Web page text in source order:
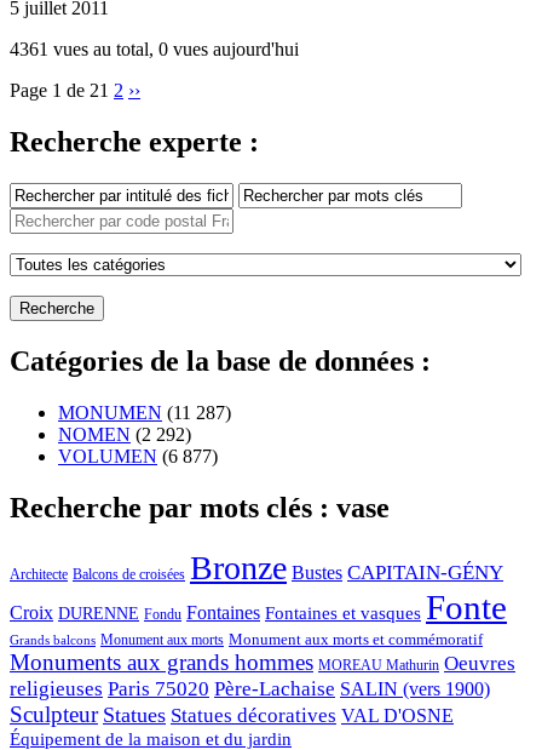
5 juillet 2011
4361 vues au total, 0 vues aujourd'hui
Page 1 de 21 2 ››
Recherche experte :
Catégories de la base de données :
MONUMEN (11 287)
NOMEN (2 292)
VOLUMEN (6 877)
Recherche par mots clés : vase
Architecte Balcons de croisées Bronze Bustes CAPITAIN-GÉNY
Croix DURENNE Fondu Fontaines Fontaines et vasques Fonte
Grands balcons Monument aux morts Monument aux morts et commémoratif
Monuments aux grands hommes MOREAU Mathurin Oeuvres
religieuses Paris 75020 Père-Lachaise SALIN (vers 1900)
Sculpteur Statues Statues décoratives VAL D'OSNE
Équipement de la maison et du jardin